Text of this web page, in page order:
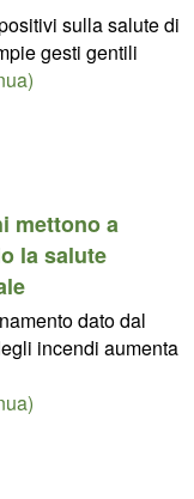
sulla salute di
gesti gentili
mettono a
la salute
dato dal
incendi aumenta